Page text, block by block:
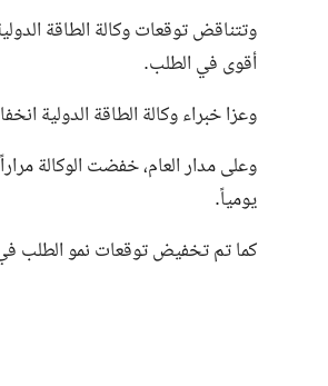
وتتناقض توقعات وكالة الطاقة
أقوى في الطلب.
وعزا خبراء وكالة الطاقة الدولية
يومياً.
كما تم تخفيض توقعات نمو الطلب في